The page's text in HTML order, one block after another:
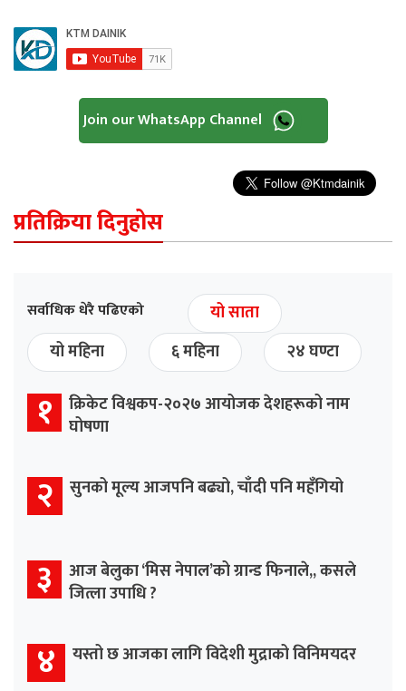
Join our WhatsApp Channel
प्रतिक्रिया दिनुहोस
सर्वाधिक धेरै पढिएको
यो साता
यो महिना
६ महिना २४ घण्टा
१ क्रिकेट विश्वकप-२०२७ आयोजक देशहरूको नाम
घोषणा
२ सुनको मूल्य आजपनि बढ्यो, चाँदी पनि महँगियो
३ आज बेलुका ‘मिस नेपाल’को ग्रान्ड फिनाले,, कसले
जित्ला उपाधि ?
४ यस्तो छ आजका लागि विदेशी मुद्राको विनिमयदर